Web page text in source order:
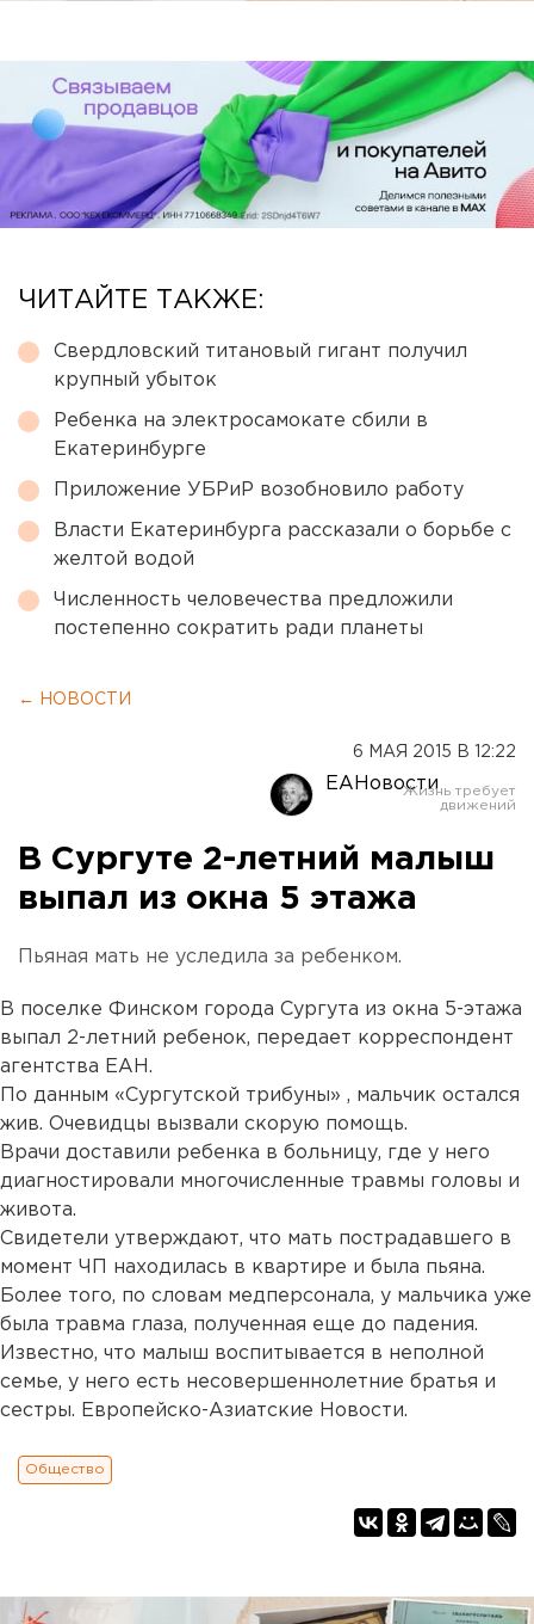
ЧИТАЙТЕ ТАКЖЕ:
Свердловский титановый гигант получил
крупный убыток
Ребенка на электросамокате сбили в
Екатеринбурге
Приложение УБРиР возобновило работу
Власти Екатеринбурга рассказали о борьбе с
желтой водой
Численность человечества предложили
постепенно сократить ради планеты
← НОВОСТИ
6 МАЯ 2015 В 12:22
ЕАНовости
В Сургуте 2-летний малыш
выпал из окна 5 этажа
Пьяная мать не уследила за ребенком.
В поселке Финском города Сургута из окна 5-этажа
выпал 2-летний ребенок, передает корреспондент
агентства ЕАН.
По данным «Сургутской трибуны» , мальчик остался
жив. Очевидцы вызвали скорую помощь.
Врачи доставили ребенка в больницу, где у него
диагностировали многочисленные травмы головы и
живота.
Свидетели утверждают, что мать пострадавшего в
момент ЧП находилась в квартире и была пьяна.
Более того, по словам медперсонала, у мальчика уже
была травма глаза, полученная еще до падения.
Известно, что малыш воспитывается в неполной
семье, у него есть несовершеннолетние братья и
сестры. Европейско-Азиатские Новости.
Общество